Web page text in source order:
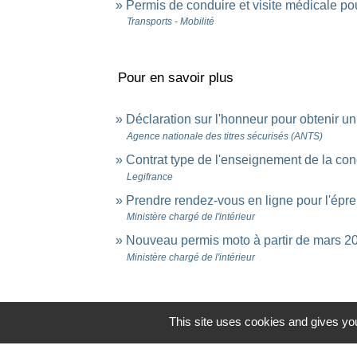
Permis de conduire et visite médicale
Transports - Mobilité
Pour en savoir plus
Déclaration sur l'honneur pour obtenir
Agence nationale des titres sécurisés (ANTS)
Contrat type de l'enseignement de la
Legifrance
Prendre rendez-vous en ligne pour
Ministère chargé de l'intérieur
Nouveau permis moto à partir de mars
Ministère chargé de l'intérieur
This site uses cookies and gives